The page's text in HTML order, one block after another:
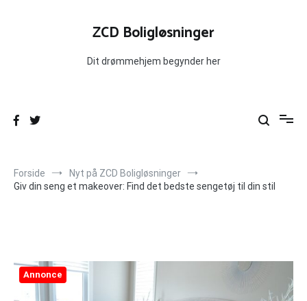
ZCD Boligløsninger
Dit drømmehjem begynder her
Forside
Nyt på ZCD Boligløsninger
Giv din seng et makeover: Find det bedste sengetøj til din stil
Annonce